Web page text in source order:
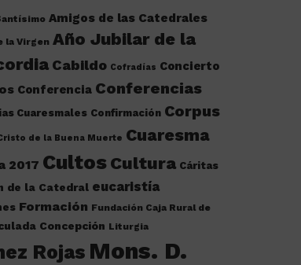
Amigos de las Catedrales
la Virgen Año Jubilar de la
Cabildo Cofradías Concierto
Conferencia Conferencias
Cuaresmales Confirmación Corpus
de la Buena Muerte Cuaresma
2017 Cultos Cultura Cáritas
de la Catedral eucaristía
Formación Fundación Caja Rural de
Concepción Liturgia
Rojas Mons. D.